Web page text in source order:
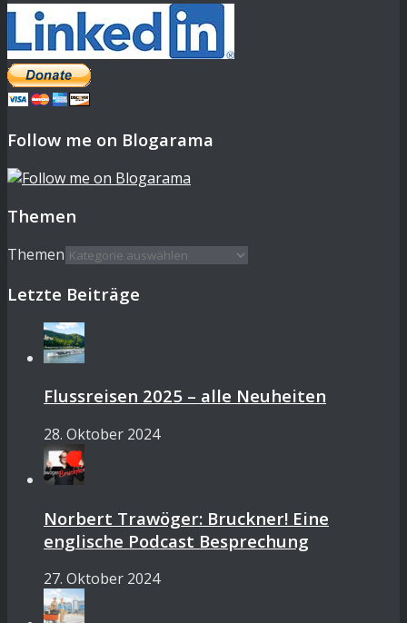
Follow me on Blogarama
Themen
Themen
Letzte Beiträge
Flussreisen 2025 – alle Neuheiten
28. Oktober 2024
Norbert Trawöger: Bruckner! Eine
englische Podcast Besprechung
27. Oktober 2024